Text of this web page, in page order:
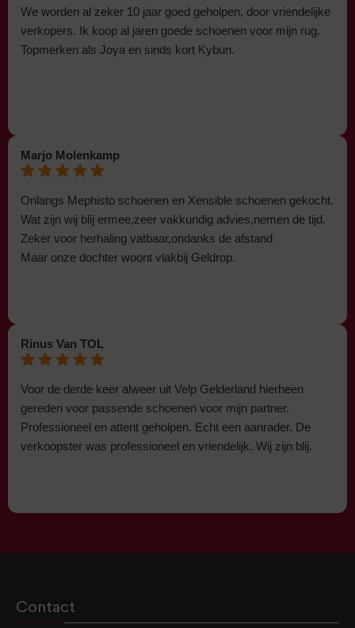
We worden al zeker 10 jaar goed geholpen, door vriendelijke
verkopers. Ik koop al jaren goede schoenen voor mijn rug.
Topmerken als Joya en sinds kort Kybun.
Marjo Molenkamp
Onlangs Mephisto schoenen en Xensible schoenen gekocht.
Wat zijn wij blij ermee,zeer vakkundig advies,nemen de tijd.
Zeker voor herhaling vatbaar,ondanks de afstand
Maar onze dochter woont vlakbij Geldrop.
Rinus Van TOL
Voor de derde keer alweer uit Velp Gelderland hierheen
gereden voor passende schoenen voor mijn partner.
Professioneel en attent geholpen. Echt een aanrader. De
verkoopster was professioneel en vriendelijk. Wij zijn blij.
Contact